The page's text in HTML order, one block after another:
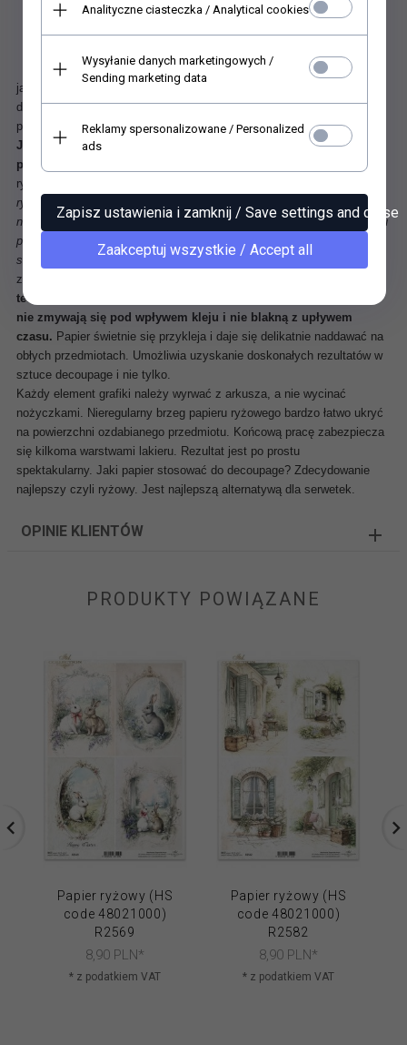
Ryżowy papier do rękodzieła. Jest doskonały dla początkujących,
jak i dla zaawansowanych miłośników papierowego rękodzieła,
decoupage, scrapbooking, mixed media i innych technik ozdabiania
papierem. Łatwiej się z nim pracuje niż z klasycznymi serwetkami.
Jest świetny do dekorowania szkła ale również do innych
powierzchni, takich jak drewno, mdf czy też styropian
ryżowy na szkle wygląda wyjątkowo oryginalnie i atrakcyjnie
ryżowy posiada w całej swojej strukturze charakterystyczne włókna
nieregularnej grubości, ułożone w dowolnych kierunkach, dzięki czemu
przedmioty zdobione tą techniką zyskują oryginalny wygląd i
strukturę.
Nasza 'ryżówka' przykleja się bez żadnych szczególnych
zaleceń co do techniki klejenia, każdym klejem
technika druku cyfrowego powoduje, że barwy pozostają czyste,
nie zmywają się pod wpływem kleju i nie blakną z upływem
czasu. Papier świetnie się przykleja i daje się delikatnie naddawać na
obłych przedmiotach. Umożliwia uzyskanie doskonałych rezultatów w
sztuce decoupage i nie tylko.
Każdy element grafiki należy wyrwać z arkusza, a nie wycinać
nożyczkami. Nieregularny brzeg papieru ryżowego bardzo łatwo ukryć
na powierzchni ozdabianego przedmiotu. Końcową pracę zabezpiecza
się kilkoma warstwami lakieru. Rezultat jest po prostu
spektakularny. Jaki papier stosować do decoupage? Zdecydowanie
najlepszy czyli ryżowy. Jest najlepszą alternatywą dla serwetek.
OPINIE KLIENTÓW
PRODUKTY POWIĄZANE
Papier ryżowy (HS
code 48021000)
R2569
8,90 PLN*
* z podatkiem VAT
Papier ryżowy (HS
code 48021000)
R2582
8,90 PLN*
* z podatkiem VAT
Analityczne ciasteczka / Analytical cookies
Wysyłanie danych marketingowych /
Sending marketing data
Reklamy spersonalizowane / Personalized
ads
Zapisz ustawienia i zamknij / Save settings and close
Zaakceptuj wszystkie / Accept all